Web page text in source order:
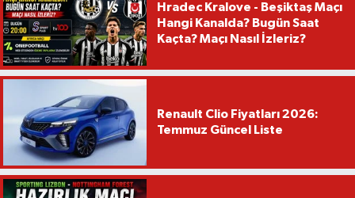
Hradec Kralove - Beşiktaş Maçı
Hangi Kanalda? Bugün Saat
Kaçta? Maçı Nasıl İzleriz?
Renault Clio Fiyatları 2026:
Temmuz Güncel Liste